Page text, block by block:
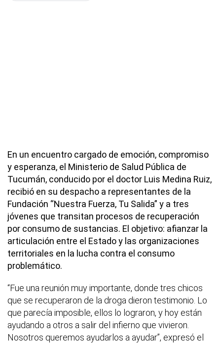
En un encuentro cargado de emoción, compromiso
y esperanza, el Ministerio de Salud Pública de
Tucumán, conducido por el doctor Luis Medina Ruiz,
recibió en su despacho a representantes de la
Fundación “Nuestra Fuerza, Tu Salida” y a tres
jóvenes que transitan procesos de recuperación
por consumo de sustancias. El objetivo: afianzar la
articulación entre el Estado y las organizaciones
territoriales en la lucha contra el consumo
problemático.
“Fue una reunión muy importante, donde tres chicos
que se recuperaron de la droga dieron testimonio. Lo
que parecía imposible, ellos lo lograron, y hoy están
ayudando a otros a salir del infierno que vivieron.
Nosotros queremos ayudarlos a ayudar”, expresó el